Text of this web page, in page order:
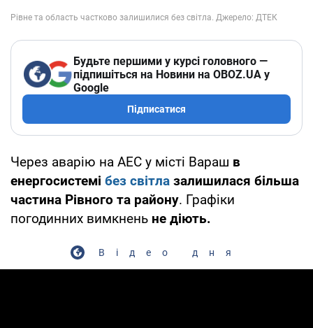
Будьте першими у курсі головного —
підпишіться на Новини на OBOZ.UA у
Google
Підписатися
Через аварію на АЕС у місті Вараш в
енергосистемі без світла залишилася більша
частина Рівного та району. Графіки
погодинних вимкнень не діють.
Відео дня